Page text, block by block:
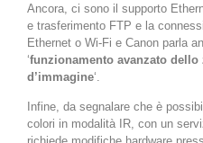
Ancora, ci sono il supporto
e trasferimento FTP e la
Ethernet o Wi-Fi e Canon parla
‘funzionamento avanzato
d’immagine‘.
Infine, da segnalare che è
colori in modalità IR, con un